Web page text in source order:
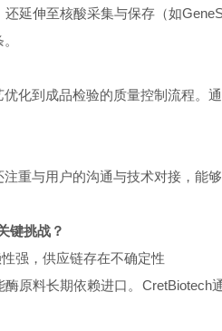
延伸至核酸采集与保存（如
化到成品检验的质量控制流程。
重与用户的沟通与技术对接，能
键挑战？
强，供应链存在不确定性
原料长期依赖进口。